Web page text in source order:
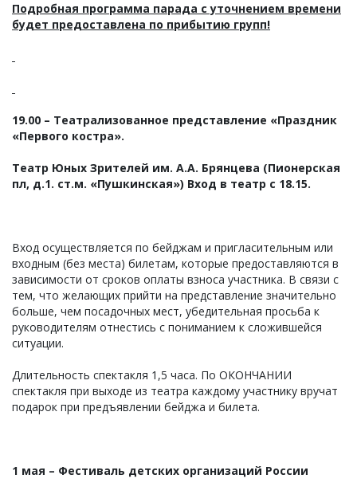
Подробная программа парада с уточнением времени
будет предоставлена по прибытию групп!
19.00 – Театрализованное представление «Праздник
«Первого костра».
Театр Юных Зрителей им. А.А. Брянцева (Пионерская
пл, д.1. ст.м. «Пушкинская») Вход в театр с 18.15.
Вход осуществляется по бейджам и пригласительным или
входным (без места) билетам, которые предоставляются в
зависимости от сроков оплаты взноса участника. В связи с
тем, что желающих прийти на представление значительно
больше, чем посадочных мест, убедительная просьба к
руководителям отнестись с пониманием к сложившейся
ситуации.
Длительность спектакля 1,5 часа. По ОКОНЧАНИИ
спектакля при выходе из театра каждому участнику вручат
подарок при предъявлении бейджа и билета.
1 мая – Фестиваль детских организаций России